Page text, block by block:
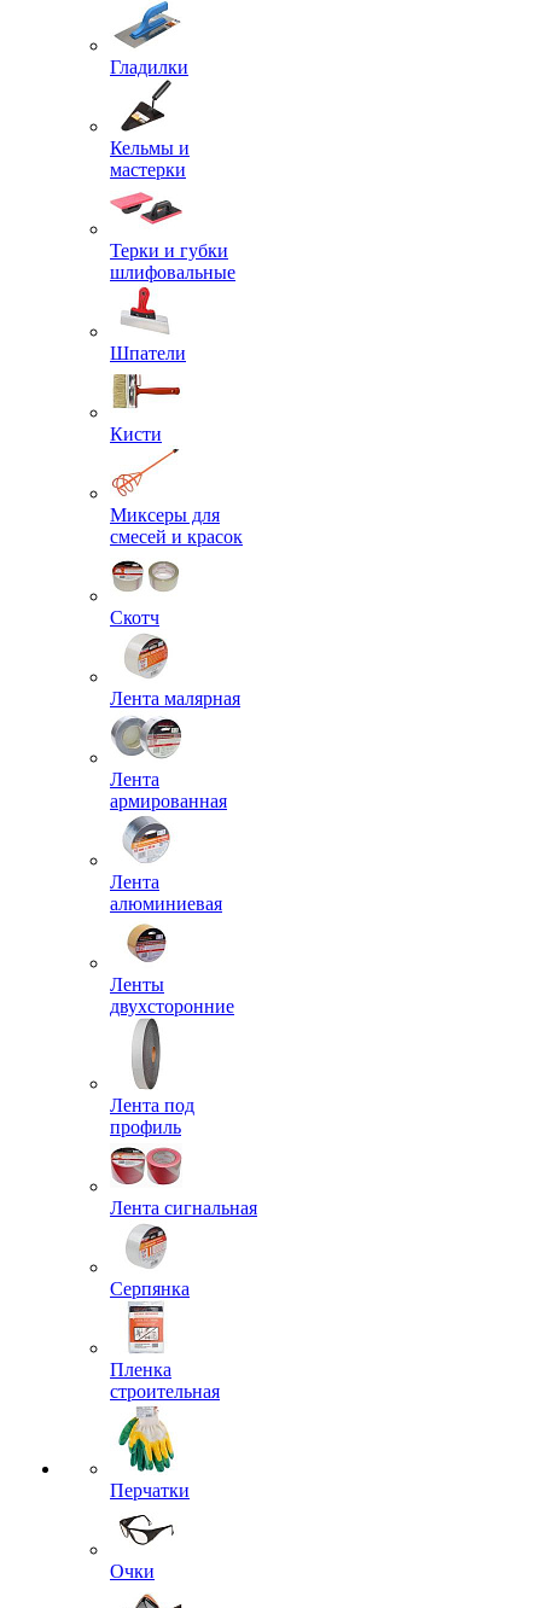
Гладилки
Кельмы и
мастерки
Терки и губки
шлифовальные
Шпатели
Кисти
Миксеры для
смесей и красок
Скотч
Лента малярная
Лента
армированная
Лента
алюминиевая
Ленты
двухсторонние
Лента под
профиль
Лента сигнальная
Серпянка
Пленка
строительная
Перчатки
Очки